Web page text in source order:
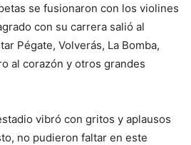
se fusionaron con los violines
con su carrera salió al
Pégate, Volverás, La Bomba,
al corazón y otros grandes
vibró con gritos y aplausos
no pudieron faltar en este